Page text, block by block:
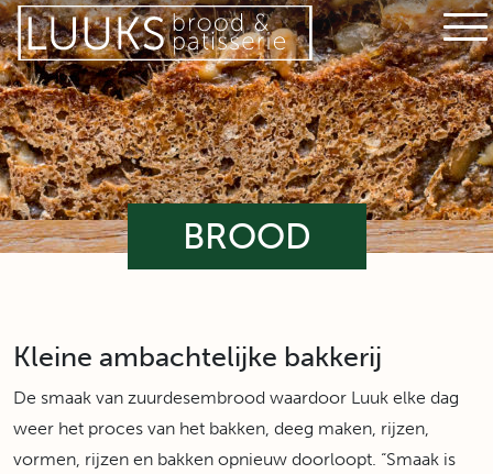
BROOD
Kleine ambachtelijke bakkerij
De smaak van zuurdesembrood waardoor Luuk elke dag
weer het proces van het bakken, deeg maken, rijzen,
vormen, rijzen en bakken opnieuw doorloopt. “Smaak is